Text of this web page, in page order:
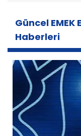
Güncel EMEK
Haberleri